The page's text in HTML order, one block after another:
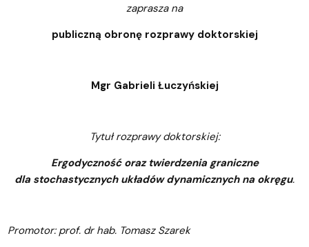
zaprasza na
publiczną obronę rozprawy doktorskiej
Mgr Gabrieli Łuczyńskiej
Tytuł rozprawy doktorskiej:
Ergodyczność oraz twierdzenia graniczne
dla stochastycznych układów dynamicznych na okręgu.
Promotor: prof. dr hab. Tomasz Szarek